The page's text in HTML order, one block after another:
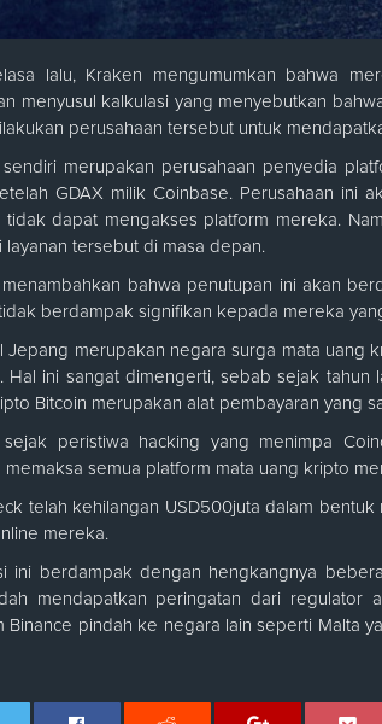
lalu, Kraken mengumumkan bahwa
menyusul kalkulasi yang menyebutkan
perusahaan tersebut untuk
sendiri merupakan perusahaan penyedia
GDAX milik Coinbase. Perusahaan ini
tidak dapat mengakses platform mereka.
layanan tersebut di masa depan.
menambahkan bahwa penutupan ini akan
berdampak signifikan kepada mereka
Jepang merupakan negara surga mata uang
Hal ini sangat dimengerti, sebab sejak tahun
Bitcoin merupakan alat pembayaran yang
sejak peristiwa hacking yang menimpa
memaksa semua platform mata uang kripto
telah kehilangan USD500juta dalam
mereka.
ini berdampak dengan hengkangnya
mendapatkan peringatan dari regulator
Binance pindah ke negara lain seperti Malta